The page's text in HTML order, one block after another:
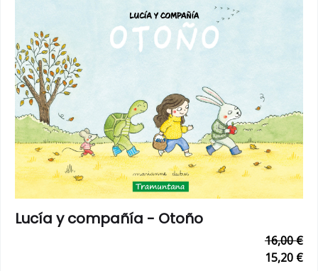
Lucía y compañía - Otoño
16,00 €
15,20 €